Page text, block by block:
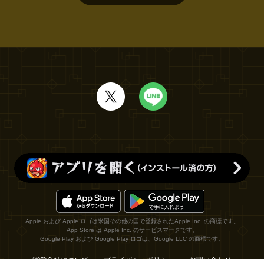
Apple および Apple ロゴは米国その他の国で登録されたApple Inc. の商標です。
App Store は Apple Inc. のサービスマークです。
Google Play および Google Play ロゴは、Google LLC の商標です。